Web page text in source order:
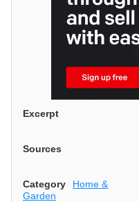
Excerpt
Sources
Category
Home &
Garden